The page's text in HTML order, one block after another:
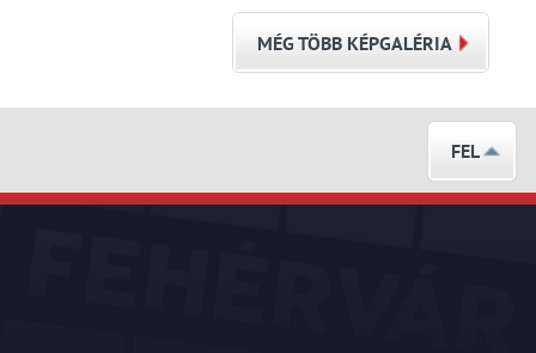
MÉG TÖBB KÉPGALÉRIA
FEL